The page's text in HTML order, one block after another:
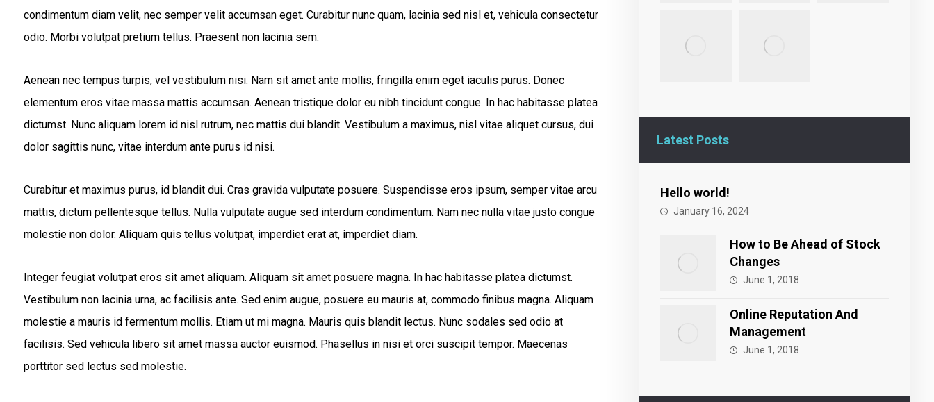
condimentum diam velit, nec semper velit accumsan eget. Curabitur nunc quam, lacinia sed nisl et, vehicula consectetur
odio. Morbi volutpat pretium tellus. Praesent non lacinia sem.
Aenean nec tempus turpis, vel vestibulum nisi. Nam sit amet ante mollis, fringilla enim eget iaculis purus. Donec
elementum eros vitae massa mattis accumsan. Aenean tristique dolor eu nibh tincidunt congue. In hac habitasse platea
dictumst. Nunc aliquam lorem id nisl rutrum, nec mattis dui blandit. Vestibulum a maximus, nisl vitae aliquet cursus, dui
dolor sagittis nunc, vitae interdum ante purus id nisi.
Curabitur et maximus purus, id blandit dui. Cras gravida vulputate posuere. Suspendisse eros ipsum, semper vitae arcu
mattis, dictum pellentesque tellus. Nulla vulputate augue sed interdum condimentum. Nam nec nulla vitae justo congue
molestie non dolor. Aliquam quis tellus volutpat, imperdiet erat at, imperdiet diam.
Integer feugiat volutpat eros sit amet aliquam. Aliquam sit amet posuere magna. In hac habitasse platea dictumst.
Vestibulum non lacinia urna, ac facilisis ante. Sed enim augue, posuere eu mauris at, commodo finibus magna. Aliquam
molestie a mauris id fermentum mollis. Etiam ut mi magna. Mauris quis blandit lectus. Nunc sodales sed odio at
facilisis. Sed vehicula libero sit amet massa auctor euismod. Phasellus in nisi et orci suscipit tempor. Maecenas
porttitor sed lectus sed molestie.
Latest Posts
Hello world!
January 16, 2024
How to Be Ahead of Stock
Changes
June 1, 2018
Online Reputation And
Management
June 1, 2018